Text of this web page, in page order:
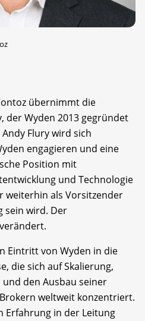
übernimmt die
der Wyden 2013 gegründet
Flury wird sich
engagieren und eine
Position mit
und Technologie
weiterhin als Vorsitzender
sein wird. Der
Eintritt von Wyden in die
die sich auf Skalierung,
den Ausbau seiner
weltweit konzentriert.
Erfahrung in der Leitung